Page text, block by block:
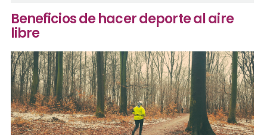
Beneficios de hacer deporte al aire
libre